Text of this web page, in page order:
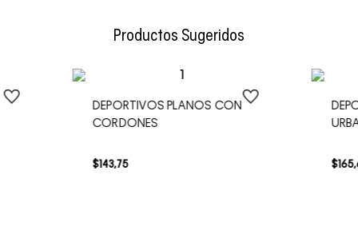
Productos Sugeridos
DEPORTIVOS PLANOS CON
CORDONES
$143,75 $165,